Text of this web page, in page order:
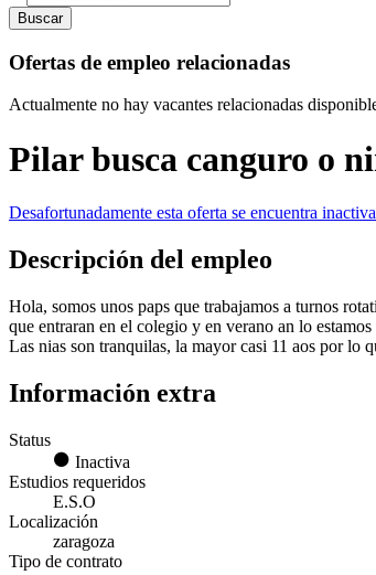
Buscar
Ofertas de empleo relacionadas
Actualmente no hay vacantes relacionadas
Pilar busca canguro o
Desafortunadamente esta oferta se encuentra
Descripción del empleo
Hola, somos unos paps que trabajamos a turnos
que entraran en el colegio y en verano an lo
Las nias son tranquilas, la mayor casi 11 aos por lo
Información extra
Status
Inactiva
Estudios requeridos
E.S.O
Localización
zaragoza
Tipo de contrato